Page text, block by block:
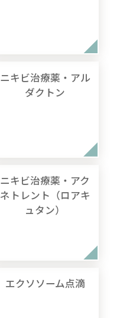
ニキビ治療薬・アル
ダクトン
ニキビ治療薬・アク
ネトレント（ロアキ
ュタン）
エクソソーム点滴